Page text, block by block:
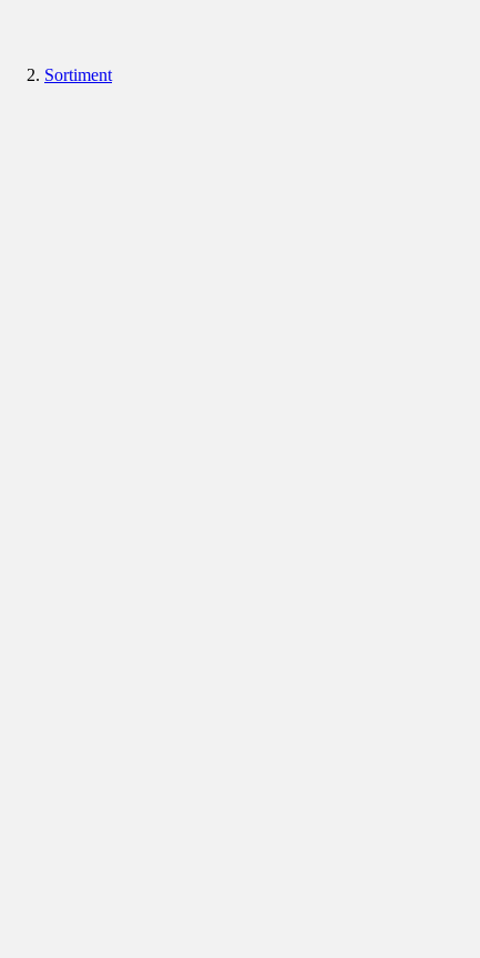
Sortiment